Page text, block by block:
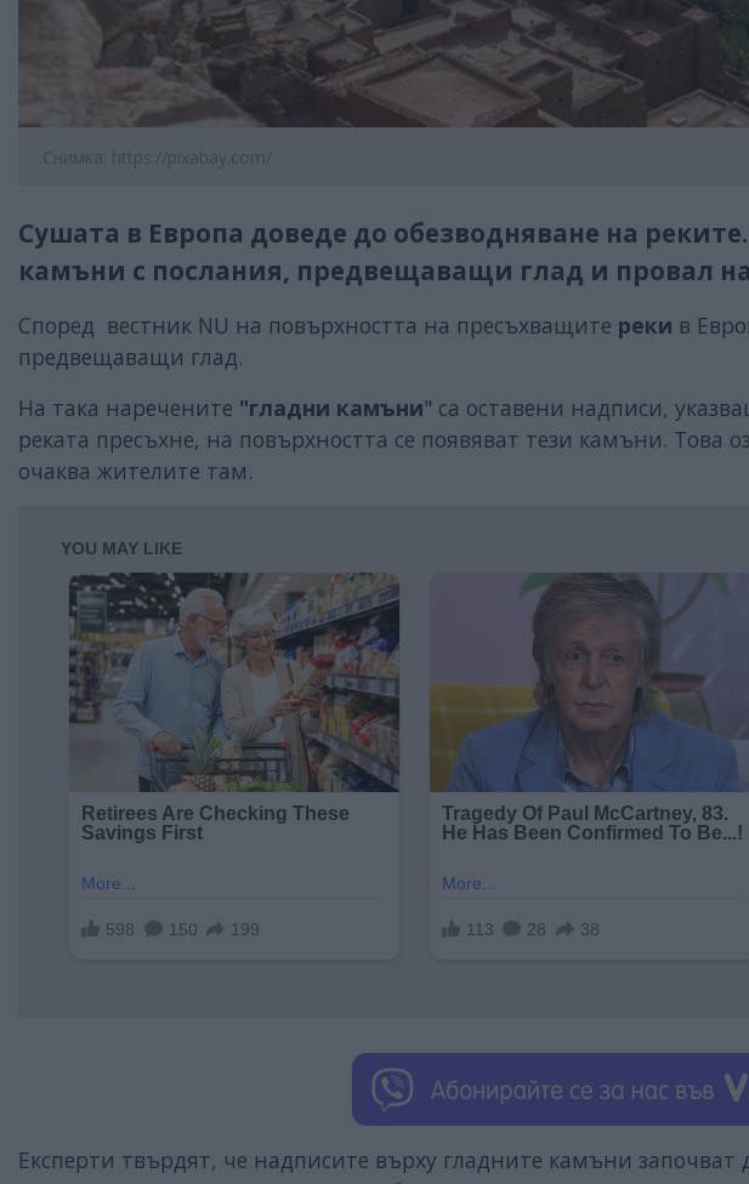
Снимка: https://pixabay.com/
Сушата в Европа доведе до обезводняване на
камъни с послания, предвещаващи глад и провал
Според вестник NU на повърхността на пресъхващите реки в
предвещаващи глад.
На така наречените "гладни камъни" са оставени надписи,
реката пресъхне, на повърхността се появяват тези камъни. Това
очаква жителите там.
Експерти твърдят, че надписите върху гладните камъни започват